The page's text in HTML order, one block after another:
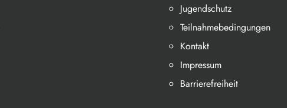
Jugendschutz
Teilnahmebedingungen
Kontakt
Impressum
Barrierefreiheit